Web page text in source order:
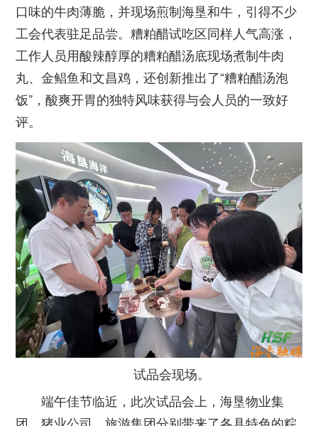
口味的牛肉薄脆，并现场煎制海垦和牛，引得不少
工会代表驻足品尝。糟粕醋试吃区同样人气高涨，
工作人员用酸辣醇厚的糟粕醋汤底现场煮制牛肉
丸、金鲳鱼和文昌鸡，还创新推出了“糟粕醋汤泡
饭”，酸爽开胃的独特风味获得与会人员的一致好
评。
试品会现场。
端午佳节临近，此次试品会上，海垦物业集